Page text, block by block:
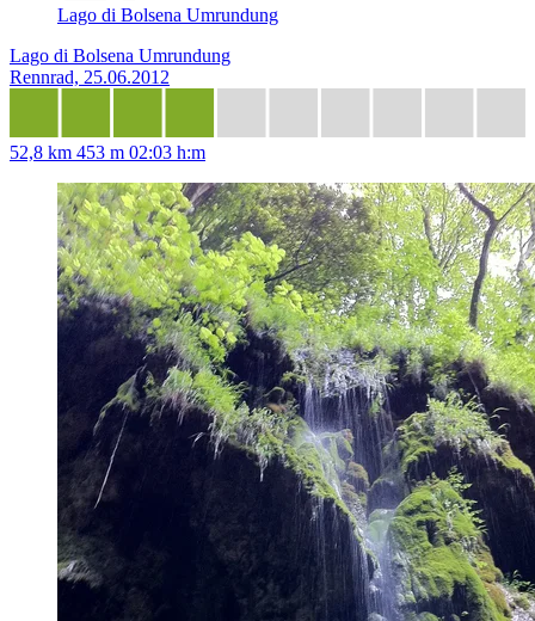
Lago di Bolsena Umrundung
Lago di Bolsena Umrundung
Rennrad, 25.06.2012
52,8 km 453 m 02:03 h:m